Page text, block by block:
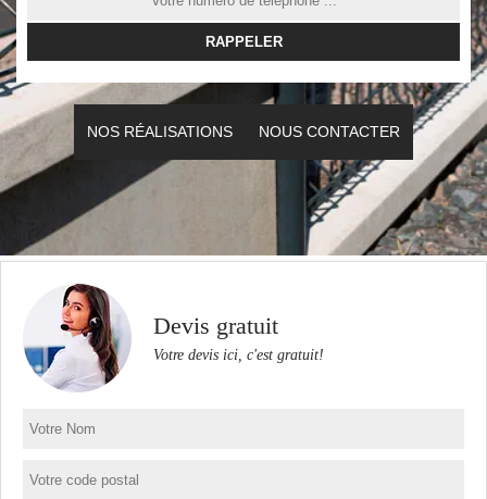
NOS RÉALISATIONS NOUS CONTACTER
Devis gratuit
Votre devis ici, c'est gratuit!